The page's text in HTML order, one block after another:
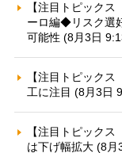
【注目トピック
ーロ編◆リスク選
可能性 (8月3日
【注目トピック
工に注目 (8月3日
【注目トピック
は下げ幅拡大 (8月